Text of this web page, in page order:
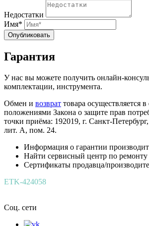
Недостатки
Имя*
Опубликовать
Гарантия
У нас вы можете получить онлайн-
комплектации, инструмента.
Обмен и возврат товара осуществляется
положениями Закона о защите прав
точки приёма: 192019, г. Санкт-
лит. А, пом. 24.
Информация о гарантии
Найти сервисный центр по ремонту
Сертификаты продавца/
ETK-424058
Соц. сети